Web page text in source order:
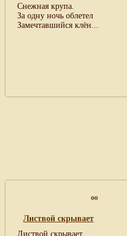
Снежная крупа.
За одну ночь облетел
Замечтавшийся клён...
oo
Листвой скрывает
Листвой скрывает